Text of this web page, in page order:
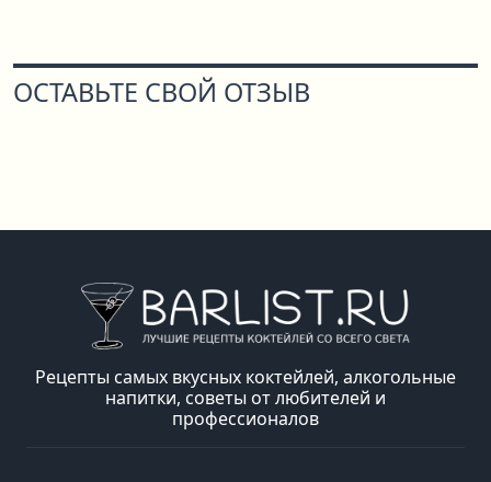
ОСТАВЬТЕ СВОЙ ОТЗЫВ
Рецепты самых вкусных коктейлей, алкогольные
напитки, советы от любителей и
профессионалов